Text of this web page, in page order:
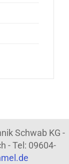
Schwab KG -
- Tel: 09604-